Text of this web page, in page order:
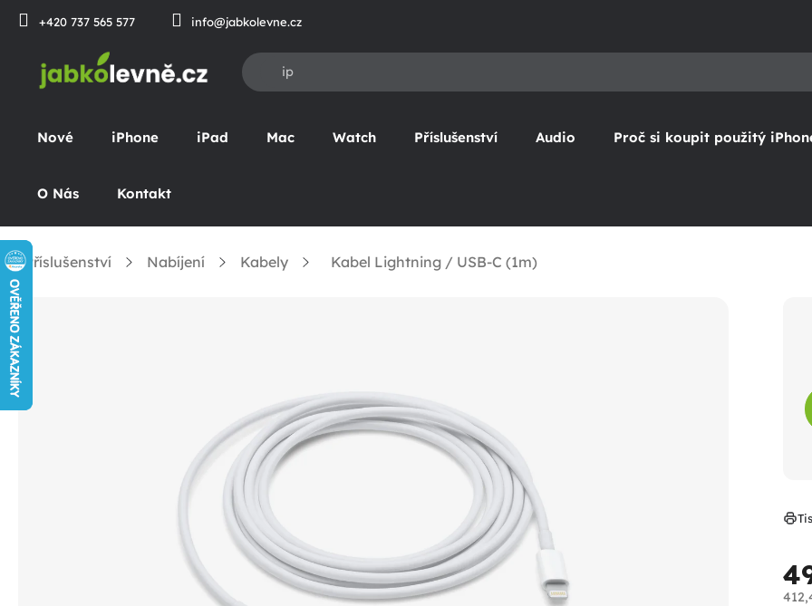
Přejít
+420 737 565 577 info@jabkolevne.cz
Nové iPhone iPad Mac Watch Příslušenství Audio Proč si koupit použitý
O Nás Kontakt
Příslušenství Nabíjení Kabely Kabel Lightning / USB-C (1m)